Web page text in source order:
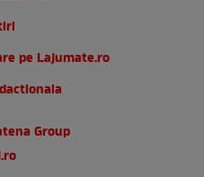
pe Lajumate.ro
Group